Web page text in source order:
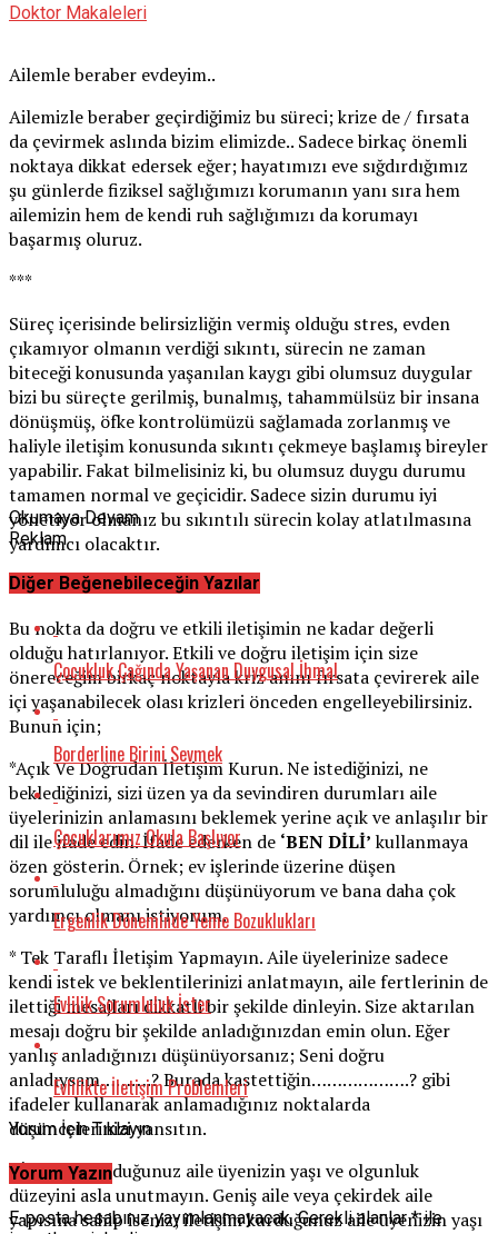
Doktor Makaleleri
Ailemle beraber evdeyim..
Ailemizle beraber geçirdiğimiz bu süreci; krize de / fırsata
da çevirmek aslında bizim elimizde.. Sadece birkaç önemli
noktaya dikkat edersek eğer; hayatımızı eve sığdırdığımız
şu günlerde fiziksel sağlığımızı korumanın yanı sıra hem
ailemizin hem de kendi ruh sağlığımızı da korumayı
başarmış oluruz.
***
Süreç içerisinde belirsizliğin vermiş olduğu stres, evden
çıkamıyor olmanın verdiği sıkıntı, sürecin ne zaman
biteceği konusunda yaşanılan kaygı gibi olumsuz duygular
bizi bu süreçte gerilmiş, bunalmış, tahammülsüz bir insana
dönüşmüş, öfke kontrolümüzü sağlamada zorlanmış ve
haliyle iletişim konusunda sıkıntı çekmeye başlamış bireyler
yapabilir. Fakat bilmelisiniz ki, bu olumsuz duygu durumu
tamamen normal ve geçicidir. Sadece sizin durumu iyi
yönetiyor olmanız bu sıkıntılı sürecin kolay atlatılmasına
yardımcı olacaktır.
***
Bu nokta da doğru ve etkili iletişimin ne kadar değerli
olduğu hatırlanıyor. Etkili ve doğru iletişim için size
önereceğim birkaç noktayla kriz anını fırsata çevirerek aile
içi yaşanabilecek olası krizleri önceden engelleyebilirsiniz.
Bunun için;
*Açık Ve Doğrudan İletişim Kurun. Ne istediğinizi, ne
beklediğinizi, sizi üzen ya da sevindiren durumları aile
üyelerinizin anlamasını beklemek yerine açık ve anlaşılır bir
dil ile ifade edin. İfade ederken de ‘BEN DİLİ’kullanmaya
özen gösterin. Örnek; ev işlerinde üzerine düşen
sorumluluğu almadığını düşünüyorum ve bana daha çok
yardımcı olmanı istiyorum.
* Tek Taraflı İletişim Yapmayın. Aile üyelerinize sadece
kendi istek ve beklentilerinizi anlatmayın, aile fertlerinin de
ilettiği mesajları dikkatli bir şekilde dinleyin. Size aktarılan
mesajı doğru bir şekilde anladığınızdan emin olun. Eğer
yanlış anladığınızı düşünüyorsanız; Seni doğru
anladıysam……….? Burada kastettiğin……………….? gibi
ifadeler kullanarak anlamadığınız noktalarda
düşüncelerinizi yansıtın.
* İletişim kurduğunuz aile üyenizin yaşı ve olgunluk
düzeyini asla unutmayın. Geniş aile veya çekirdek aile
yapısına sahip iseniz; iletişim kurduğunuz aile üyenizin yaşı
Okumaya Devam
Reklam
Diğer Beğenebileceğin Yazılar
Çocukluk Çağında Yaşanan Duygusal İhmal
Borderline Birini Sevmek
Çocuklarımız Okula Başlıyor
Ergenlik Döneminde Yeme Bozuklukları
Evlilik Sorumluluk İster
Evlilikte İletişim Problemleri
Yorum İçin Tıklayın
Yorum Yazın
E-posta hesabınız yayımlanmayacak. Gerekli alanlar*ile